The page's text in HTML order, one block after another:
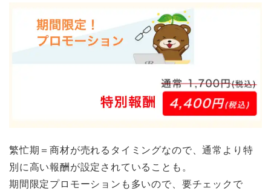
繁忙期＝商材が売れるタイミングなので、通常より特
別に高い報酬が設定されていることも。
期間限定プロモーションも多いので、要チェックで